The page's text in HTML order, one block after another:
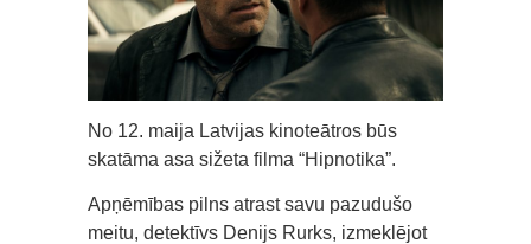
No 12. maija Latvijas kinoteātros būs
skatāma asa sižeta filma “Hipnotika”.
Apņēmības pilns atrast savu pazudušo
meitu, detektīvs Denijs Rurks, izmeklējot